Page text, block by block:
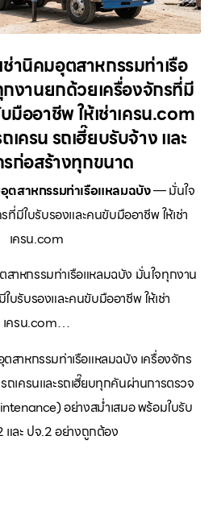
ช่านิคมอุตสาหกรรมท่าเรือ
งานยกด้วยเครื่องจักรที่มี
มืออาชีพ ให้เช่าเครน.com
เครน รถเฮี๊ยบรับจ้าง และ
รก่อสร้างทุกขนาด
ตสาหกรรมท่าเรือแหลมฉบัง— มั่นใจ
มีใบรับรองและคนขับมืออาชีพ ให้เช่า
เครน.com
สาหกรรมท่าเรือแหลมฉบัง มั่นใจทุกงาน
บรับรองและคนขับมืออาชีพ ให้เช่า
เครน.com…
สาหกรรมท่าเรือแหลมฉบัง เครื่องจักร
เครนและรถเฮี๊ยบทุกคันผ่านการตรวจ
อย่างสม่ำเสมอ พร้อมใบรับ
และ ปจ.2 อย่างถูกต้อง